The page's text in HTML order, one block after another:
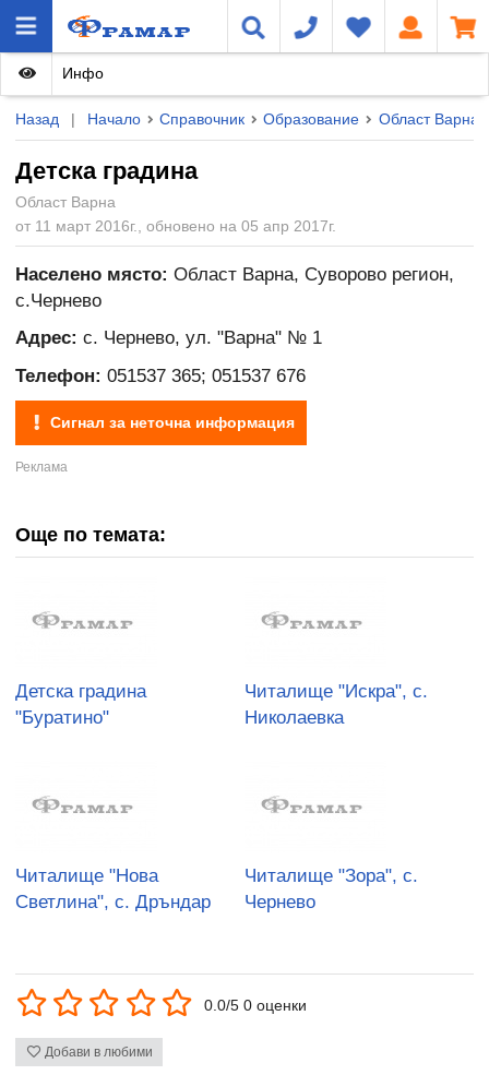
Назад | Начало Справочник Образование Област Варна
Детска градина
Област Варна
от 11 март 2016г., обновено на 05 апр 2017г.
Инфо
Населено място: Област Варна, Суворово регион,
с.Чернево
Адрес: с. Чернево, ул. "Варна" № 1
Телефон: 051537 365; 051537 676
Сигнал за неточна информация
Още по темата:
Детска градина
"Буратино"
Читалище "Искра", с.
Николаевка
Читалище "Нова
Светлина", с. Дръндар
Читалище "Зора", с.
Чернево
0.0/5 0 оценки
Добави в любими